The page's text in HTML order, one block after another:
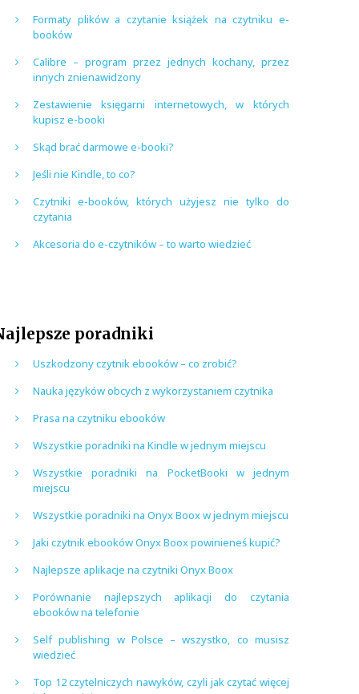
Formaty plików a czytanie książek na czytniku e-
booków
Calibre – program przez jednych kochany, przez
innych znienawidzony
Zestawienie księgarni internetowych, w których
kupisz e-booki
Skąd brać darmowe e-booki?
Jeśli nie Kindle, to co?
Czytniki e-booków, których użyjesz nie tylko do
czytania
Akcesoria do e-czytników – to warto wiedzieć
poradniki
Uszkodzony czytnik ebooków – co zrobić?
Nauka języków obcych z wykorzystaniem czytnika
Prasa na czytniku ebooków
Wszystkie poradniki na Kindle w jednym miejscu
Wszystkie poradniki na PocketBooki w jednym
miejscu
Wszystkie poradniki na Onyx Boox w jednym miejscu
Jaki czytnik ebooków Onyx Boox powinieneś kupić?
Najlepsze aplikacje na czytniki Onyx Boox
Porównanie najlepszych aplikacji do czytania
ebooków na telefonie
Self publishing w Polsce – wszystko, co musisz
wiedzieć
Top 12 czytelniczych nawyków, czyli jak czytać więcej